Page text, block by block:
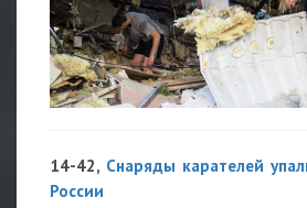
14-42, Снаряды карателей
России